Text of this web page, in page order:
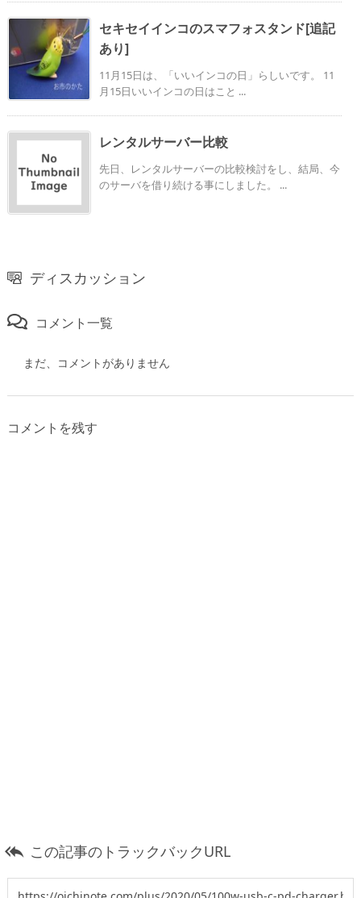
セキセイインコのスマフォスタンド[追記
あり]
11月15日は、「いいインコの日」らしいです。 11
月15日いいインコの日はこと ...
レンタルサーバー比較
先日、レンタルサーバーの比較検討をし、結局、今
のサーバを借り続ける事にしました。 ...
ディスカッション
コメント一覧
まだ、コメントがありません
コメントを残す
 この記事のトラックバックURL